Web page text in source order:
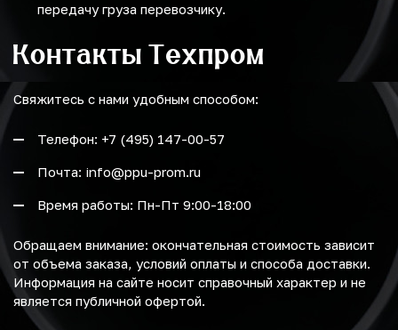
передачу груза перевозчику.
Контакты Техпром
Свяжитесь с нами удобным способом:
Телефон: +7 (495) 147-00-57
Почта: info@ppu-prom.ru
Время работы: Пн-Пт 9:00-18:00
Обращаем внимание: окончательная стоимость зависит
от объема заказа, условий оплаты и способа доставки.
Информация на сайте носит справочный характер и не
является публичной офертой.